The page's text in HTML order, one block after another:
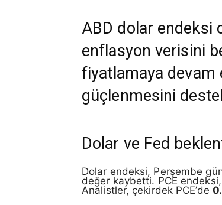
ABD dolar endeksi
enflasyon verisini
fiyatlamaya devam
güçlenmesini
Dolar ve Fed
Dolar endeksi, Perşembe
değer kaybetti. PCE
Analistler, çekirdek PCE’de